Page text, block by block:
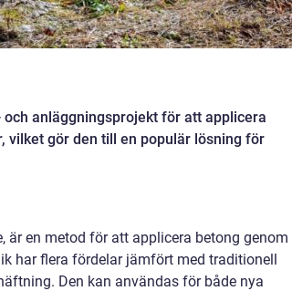
anläggningsprojekt för att applicera
vilket gör den till en populär lösning för
är en metod för att applicera betong genom
har flera fördelar jämfört med traditionell
Den kan användas för både nya